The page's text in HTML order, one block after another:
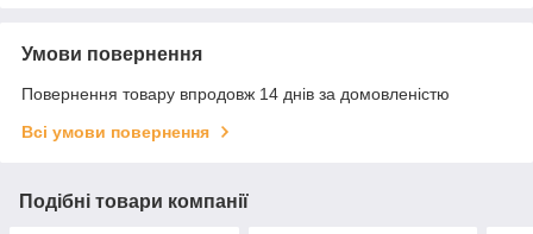
Умови повернення
Повернення товару впродовж 14 днів за домовленістю
Всі умови повернення
Подібні товари компанії